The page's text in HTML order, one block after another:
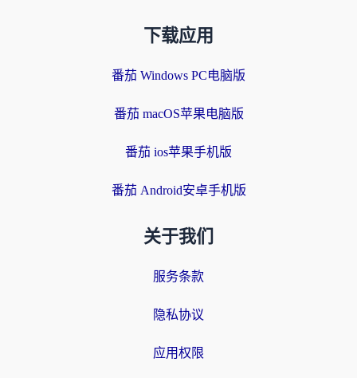
下载应用
番茄 Windows PC电脑版
番茄 macOS苹果电脑版
番茄 ios苹果手机版
番茄 Android安卓手机版
关于我们
服务条款
隐私协议
应用权限